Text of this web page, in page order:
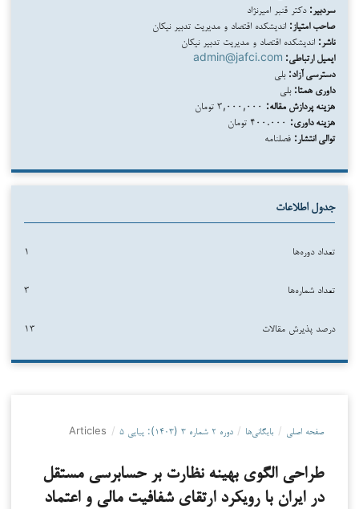
سردبیر: دکتر قنبر امیرنژاد
صاحب امتیاز: اندیشکده اقتصاد و مدیریت تدبیر نیکان
ناشر: اندیشکده اقتصاد و مدیریت تدبیر نیکان
ایمیل ارتباطی: admin@jafci.com
دسترسی آزاد: بلی
داوری همتا: بلی
هزینه پردازش مقاله:
هزینه داوری:
توالی انتشار: فصلنامه
جدول اطلاعات
تعداد دوره‌ها ۱
تعداد شماره‌ها ۳
درصد پذیرش مقالات ۱۳
صفحه اصلی / بایگانی‌ها / دوره ۲ شماره ۳ (۱۴۰۳): پیاپی ۵ /
Articles
طراحی الگوی بهینه نظارت بر حسابرسی مستقل
در ایران با رویکرد ارتقای شفافیت مالی و اعتماد